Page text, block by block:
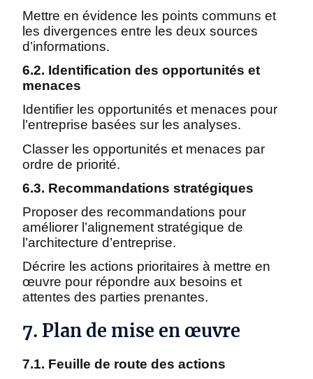
Mettre en évidence les points communs et
les divergences entre les deux sources
d’informations.
6.2. Identification des opportunités et
menaces
Identifier les opportunités et menaces pour
l’entreprise basées sur les analyses.
Classer les opportunités et menaces par
ordre de priorité.
6.3. Recommandations stratégiques
Proposer des recommandations pour
améliorer l’alignement stratégique de
l’architecture d’entreprise.
Décrire les actions prioritaires à mettre en
œuvre pour répondre aux besoins et
attentes des parties prenantes.
7. Plan de mise en œuvre
7.1. Feuille de route des actions